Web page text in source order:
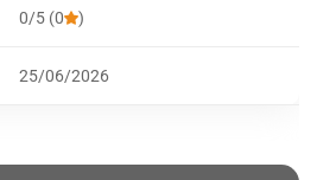
0/5 (0 )
25/06/2026